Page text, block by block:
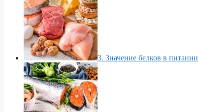
3. Значение белков в питании